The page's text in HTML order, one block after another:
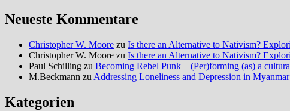
Neueste Kommentare
Christopher W. Moore zu Is there an Alternative to Nativism?
Christopher W. Moore zu Is there an Alternative to Nativism?
Paul Schilling zu Becoming Rebel Punk – (Per)forming (as) a
M.Beckmann zu Addressing Loneliness and Depression in Myanmar
Kategorien